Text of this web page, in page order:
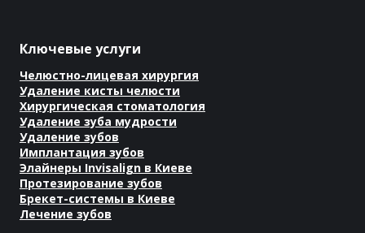
Ключевые услуги
Челюстно-лицевая хирургия
Удаление кисты челюсти
Хирургическая стоматология
Удаление зуба мудрости
Удаление зубов
Имплантация зубов
Элайнеры Invisalign в Киеве
Протезирование зубов
Брекет-системы в Киеве
Лечение зубов